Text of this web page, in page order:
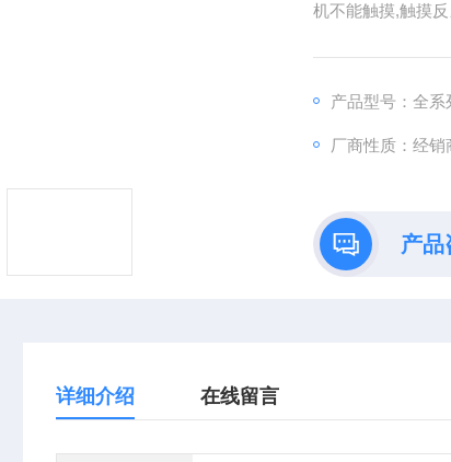
机不能触摸,触摸
产品型号：全系
厂商性质：经销
产品
详细介绍 在线留言